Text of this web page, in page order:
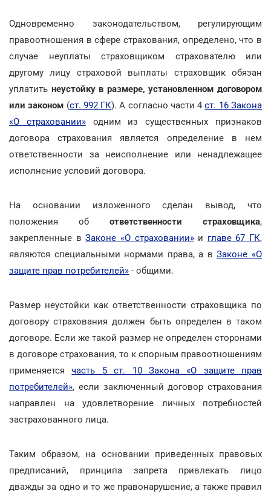
Одновременно законодательством, регулирующим
правоотношения в сфере страхования, определено, что в
случае неуплаты страховщиком страхователю или
другому лицу страховой выплаты страховщик обязан
уплатить неустойку в размере, установленном договором
или законом (ст. 992 ГК). А согласно части 4ст. 16 Закона
«О страховании»одним из существенных признаков
договора страхования является определение в нем
ответственности за неисполнение или ненадлежащее
исполнение условий договора.
На основании изложенного сделан вывод, что
положения об ответственности страховщика,
закрепленные вЗаконе «О страховании»и главе 67 ГК,
являются специальными нормами права, а вЗаконе «О
защите прав потребителей» - общими.
Размер неустойки как ответственности страховщика по
договору страхования должен быть определен в таком
договоре. Если же такой размер не определен сторонами
в договоре страхования, то к спорным правоотношениям
применяетсячасть 5 ст. 10 Закона «О защите прав
потребителей», если заключенный договор страхования
направлен на удовлетворение личных потребностей
застрахованного лица.
Таким образом, на основании приведенных правовых
предписаний, принципа запрета привлекать лицо
дважды за одно и то же правонарушение, а также правил